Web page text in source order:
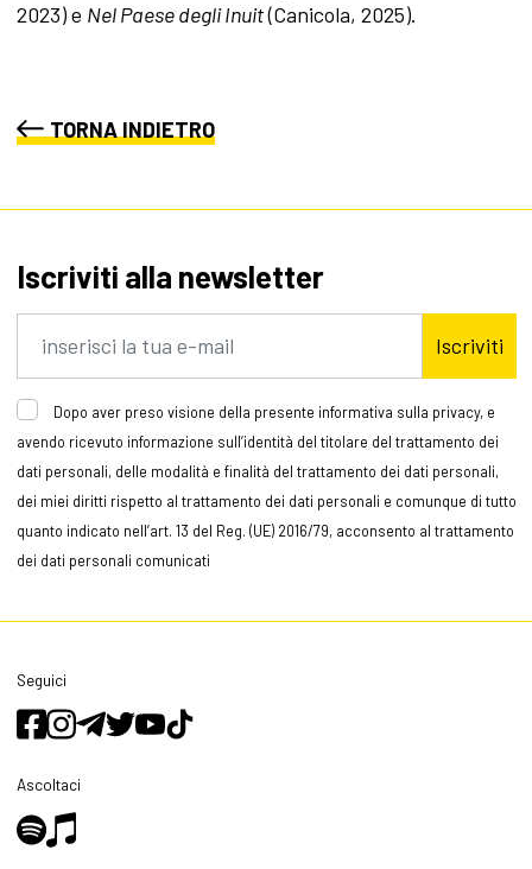
2023) e Nel Paese degli Inuit(Canicola, 2025).
TORNA INDIETRO
Iscriviti alla newsletter
Iscriviti
Dopo aver preso visione della presente informativa sulla privacy, e
avendo ricevuto informazione sull’identità del titolare del trattamento dei
dati personali, delle modalità e finalità del trattamento dei dati personali,
dei miei diritti rispetto al trattamento dei dati personali e comunque di tutto
quanto indicato nell’art. 13 del Reg. (UE) 2016/79, acconsento al trattamento
dei dati personali comunicati
Seguici
Ascoltaci